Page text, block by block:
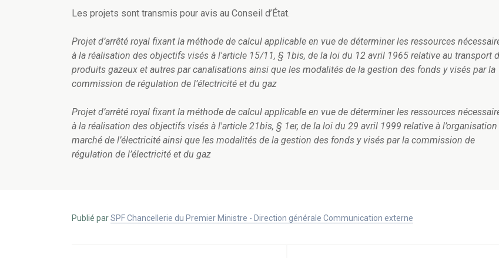
Les projets sont transmis pour avis au Conseil d’État.
Projet d’arrêté royal fixant la méthode de calcul applicable en vue de déterminer les ressources
à la réalisation des objectifs visés à l'article 15/11, § 1bis, de la loi du 12 avril 1965 relative au transport
produits gazeux et autres par canalisations ainsi que les modalités de la gestion des fonds y visés par la
commission de régulation de l’électricité et du gaz
Projet d’arrêté royal fixant la méthode de calcul applicable en vue de déterminer les ressources
à la réalisation des objectifs visés à l'article 21bis, § 1er, de la loi du 29 avril 1999 relative à l’organisation
marché de l’électricité ainsi que les modalités de la gestion des fonds y visés par la commission de
régulation de l’électricité et du gaz
Publié parSPF Chancellerie du Premier Ministre - Direction générale Communication externe